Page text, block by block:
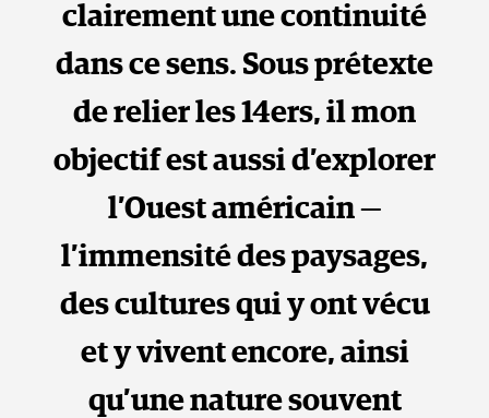
clairement une continuité
dans ce sens. Sous prétexte
de relier les 14ers, il mon
objectif est aussi d’explorer
l’Ouest américain —
l’immensité des paysages,
des cultures qui y ont vécu
et y vivent encore, ainsi
qu’une nature souvent